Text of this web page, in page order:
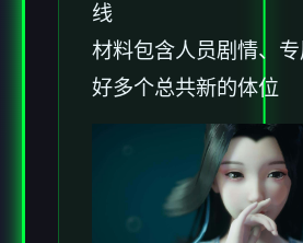
线
材料包含人员剧情、专
好多个总共新的体位